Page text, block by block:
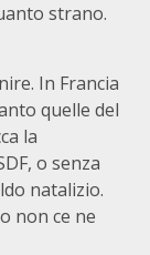
strano.
In Francia
quelle del
la
o senza
natalizio.
non ce ne